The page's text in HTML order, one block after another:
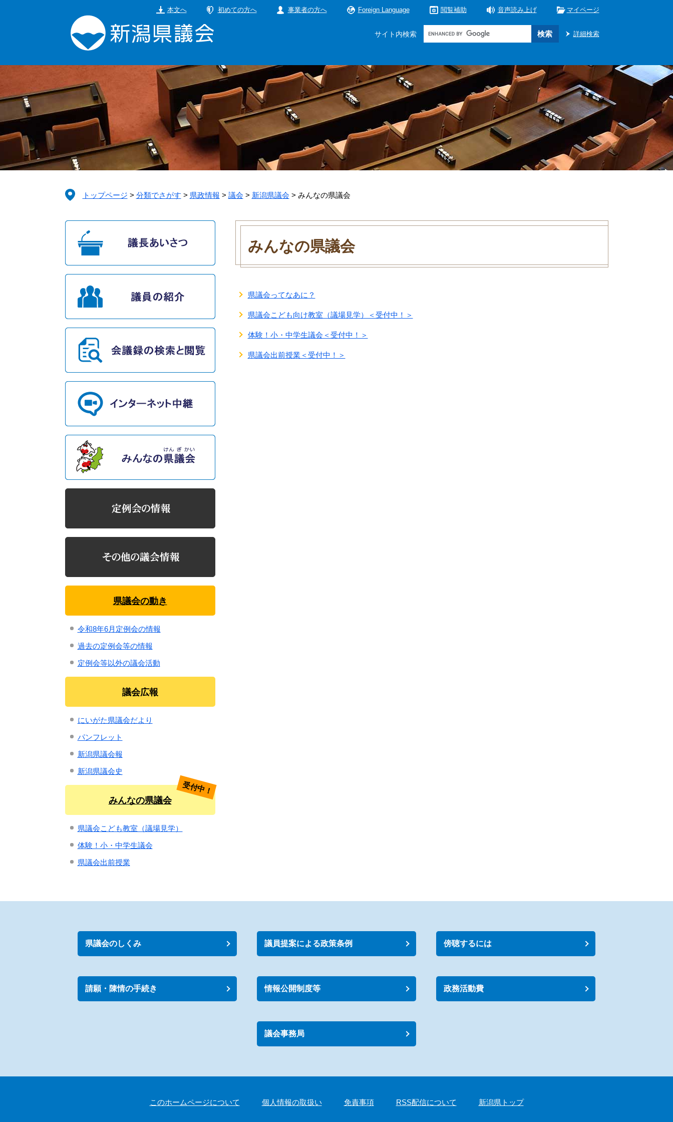
頭
飛
て
へ
本文へ 初めての方へ 事業者の方へ Foreign Language 閲覧補助 音声読み上げ マイページ
サイト内検索
Google
ム
索
詳細検索
トップページ > 分類でさがす > 県政情報 > 議会 > 新潟県議会 > みんなの県議会
本
みんなの県議会
県議会ってなあに？
県議会こども向け教室（議場見学）＜受付中！＞
体験！小・中学生議会＜受付中！＞
県議会出前授業＜受付中！＞
県議会の動き
令和8年6月定例会の情報
過去の定例会等の情報
定例会等以外の議会活動
議会広報
にいがた県議会だより
パンフレット
新潟県議会報
新潟県議会史
みんなの県議会
受付中！
県議会こども教室（議場見学）
体験！小・中学生議会
県議会出前授業
県議会のしくみ 議員提案による政策条例 傍聴するには
請願・陳情の手続き 情報公開制度等 政務活動費
議会事務局
このホームページについて 個人情報の取扱い 免責事項 RSS配信について 新潟県トップ